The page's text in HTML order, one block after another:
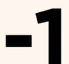
de nutrición y
piel de cara,